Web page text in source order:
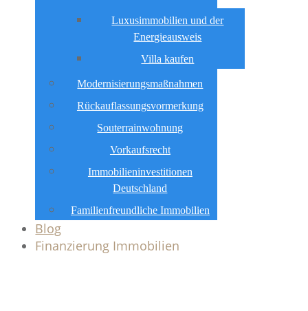
Luxusimmobilien und der
Energieausweis
Villa kaufen
Modernisierungsmaßnahmen
Rückauflassungsvormerkung
Souterrainwohnung
Vorkaufsrecht
Immobilieninvestitionen
Deutschland
Familienfreundliche Immobilien
Blog
Finanzierung Immobilien